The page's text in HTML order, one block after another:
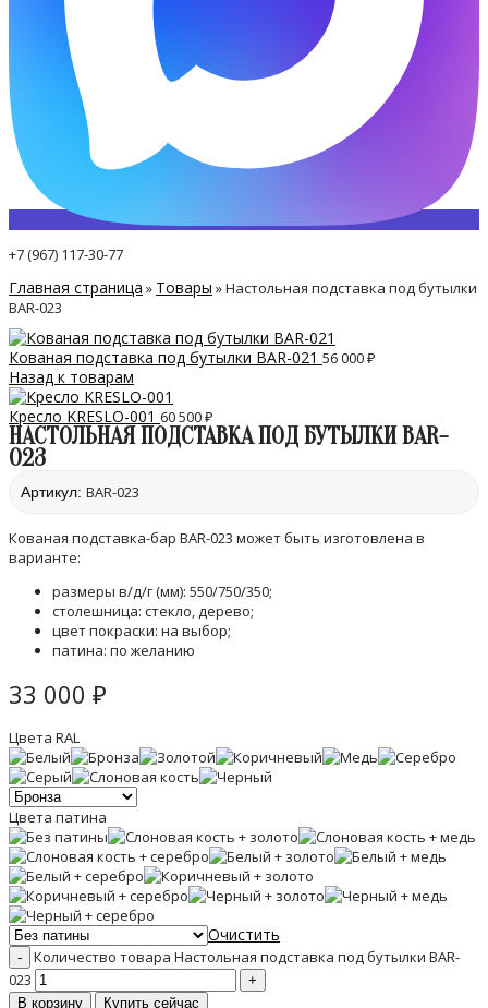
+7 (967) 117-30-77
Главная страница » Товары »Настольная подставка под бутылки
BAR-023
Кованая подставка под бутылки BAR-021 56 000₽
Назад к товарам
Кресло KRESLO-001 60 500₽
НАСТОЛЬНАЯ ПОДСТАВКА ПОД БУТЫЛКИ BAR-
023
Артикул: BAR-023
Кованая подставка-бар BAR-023 может быть изготовлена в
варианте:
размеры в/д/г (мм): 550/750/350;
столешница: стекло, дерево;
цвет покраски: на выбор;
патина: по желанию
33 000 ₽
Цвета RAL
Цвета патина
Очистить
Количество товара Настольная подставка под бутылки BAR-
023
В корзину Купить сейчас